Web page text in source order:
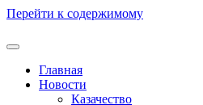
Перейти к содержимому
Главная
Новости
Казачество